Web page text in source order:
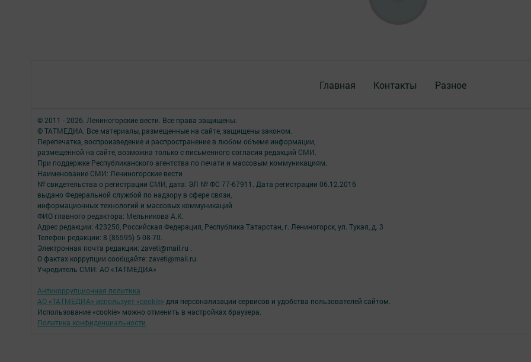
Главная Контакты Разное
© 2011 - 2026. Лениногорские вести. Все права защищены.
© ТАТМЕДИА. Все материалы, размещенные на сайте, защищены законом.
Перепечатка, воспроизведение и распространение в любом объеме информации,
размещенной на сайте, возможна только с письменного согласия редакций СМИ.
При поддержке Республиканского агентства по печати и массовым коммуникациям.
Наименование СМИ: Лениногорские вести
№ свидетельства о регистрации СМИ, дата: ЭЛ № ФС 77-67911. Дата регистрации 06.12.2016
выдано Федеральной службой по надзору в сфере связи,
информационных технологий и массовых коммуникаций
ФИО главного редактора: Мельникова А.К.
Адрес редакции: 423250, Российская Федерация, Республика Татарстан, г. Лениногорск, ул. Тукая, д. 3
Телефон редакции: 8 (85595) 5-08-70.
Электронная почта редакции: zaveti@mail.ru .
О фактах коррупции сообщайте: zaveti@mail.ru
Учредитель СМИ: АО «ТАТМЕДИА»
Антикоррупционная политика
АО «ТАТМЕДИА» использует «cookie» для персонализации сервисов и удобства пользователей сайтом.
Использование «cookie» можно отменить в настройках браузера.
Политика конфиденциальности